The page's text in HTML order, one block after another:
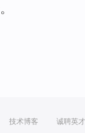
。
技术博客 诚聘英才